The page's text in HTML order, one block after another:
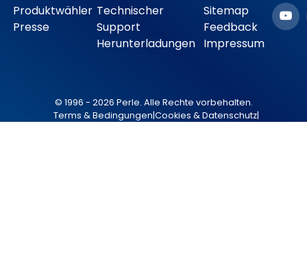
Produktwähler
Presse
Technischer
Support
Herunterladungen
Sitemap
Feedback
Impressum
© 1996 - 2026 Perle. Alle Rechte vorbehalten.
Terms & Bedingungen|Cookies & Datenschutz|